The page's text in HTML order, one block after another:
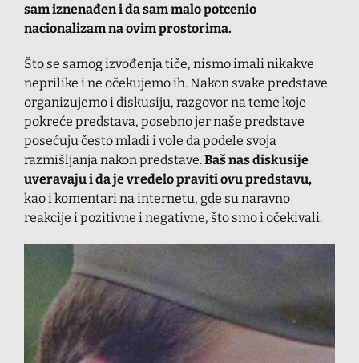
sam iznenađen i da sam malo potcenio
nacionalizam na ovim prostorima.
Što se samog izvođenja tiče, nismo imali nikakve
neprilike i ne očekujemo ih. Nakon svake predstave
organizujemo i diskusiju, razgovor na teme koje
pokreće predstava, posebno jer naše predstave
posećuju često mladi i vole da podele svoja
razmišljanja nakon predstave.Baš nas diskusije
uveravaju i da je vredelo praviti ovu predstavu,
kao i komentari na internetu, gde su naravno
reakcije i pozitivne i negativne, što smo i očekivali.